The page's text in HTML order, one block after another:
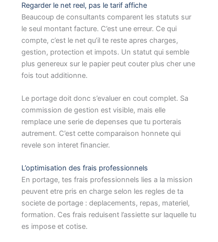
Regarder le net reel, pas le tarif affiche
Beaucoup de consultants comparent les statuts sur
le seul montant facture. C’est une erreur. Ce qui
compte, c’est le net qu’il te reste apres charges,
gestion, protection et impots. Un statut qui semble
plus genereux sur le papier peut couter plus cher une
fois tout additionne.
Le portage doit donc s’evaluer en cout complet. Sa
commission de gestion est visible, mais elle
remplace une serie de depenses que tu porterais
autrement. C’est cette comparaison honnete qui
revele son interet financier.
L’optimisation des frais professionnels
En portage, tes frais professionnels lies a la mission
peuvent etre pris en charge selon les regles de ta
societe de portage : deplacements, repas, materiel,
formation. Ces frais reduisent l’assiette sur laquelle tu
es impose et cotise.